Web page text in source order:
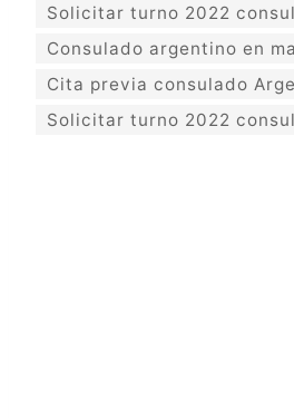
Solicitar turno 2022
Consulado argentino en
Cita previa consulado
Solicitar turno 2022